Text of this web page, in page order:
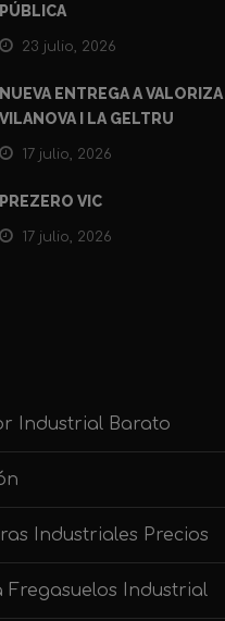
PÚBLICA
23 julio, 2026
NUEVA ENTREGA A VALORIZA
VILANOVA I LA GELTRU
17 julio, 2026
PREZERO VIC
17 julio, 2026
Industrial Barato
Industriales Precios
Fregasuelos Industrial